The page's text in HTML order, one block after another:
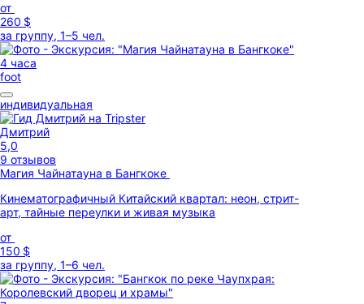
от
260 $
за группу, 1–5 чел.
4 часа
foot
индивидуальная
Дмитрий
5,0
9 отзывов
Магия Чайнатауна в Бангкоке
Кинематографичный Китайский квартал: неон, стрит-
арт, тайные переулки и живая музыка
от
150 $
за группу, 1–6 чел.